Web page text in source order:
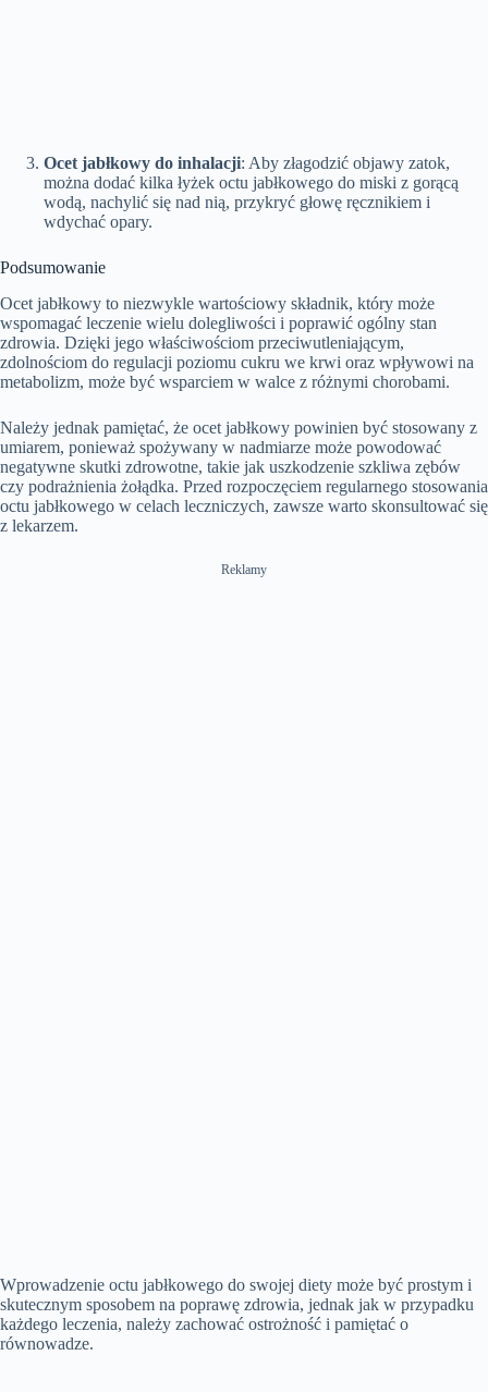
Ocet jabłkowy do inhalacji: Aby złagodzić objawy zatok,
można dodać kilka łyżek octu jabłkowego do miski z gorącą
wodą, nachylić się nad nią, przykryć głowę ręcznikiem i
wdychać opary.
Podsumowanie
Ocet jabłkowy to niezwykle wartościowy składnik, który może
wspomagać leczenie wielu dolegliwości i poprawić ogólny stan
zdrowia. Dzięki jego właściwościom przeciwutleniającym,
zdolnościom do regulacji poziomu cukru we krwi oraz wpływowi na
metabolizm, może być wsparciem w walce z różnymi chorobami.
Należy jednak pamiętać, że ocet jabłkowy powinien być stosowany z
umiarem, ponieważ spożywany w nadmiarze może powodować
negatywne skutki zdrowotne, takie jak uszkodzenie szkliwa zębów
czy podrażnienia żołądka. Przed rozpoczęciem regularnego stosowania
octu jabłkowego w celach leczniczych, zawsze warto skonsultować się
z lekarzem.
Reklamy
Wprowadzenie octu jabłkowego do swojej diety może być prostym i
skutecznym sposobem na poprawę zdrowia, jednak jak w przypadku
każdego leczenia, należy zachować ostrożność i pamiętać o
równowadze.